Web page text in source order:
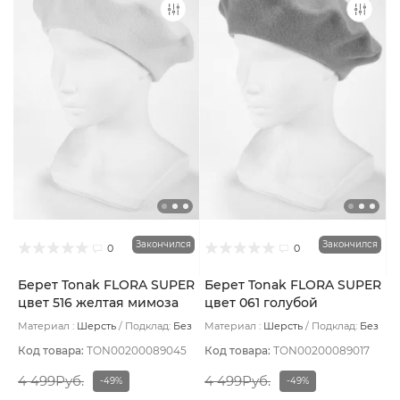
0 Закончился
Берет Tonak FLORA SUPER
цвет 516 желтая мимоза
Материал : Шерсть Подклад: Без
Код товара: TON00200089045
4 499Руб. -49%
0 Закончился
Берет Tonak FLORA SUPER
цвет 061 голубой
Материал : Шерсть Подклад: Без
Код товара: TON00200089017
4 499Руб. -49%